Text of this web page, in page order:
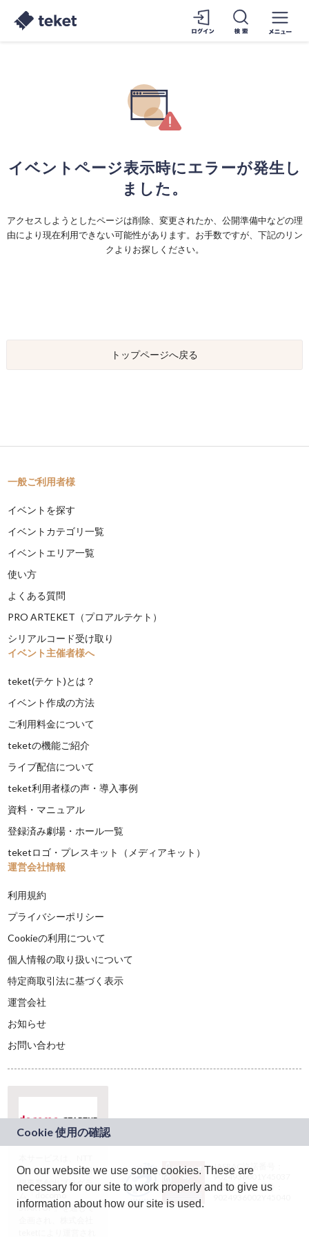
イベントページ表示時にエラーが発生し
ました。
アクセスしようとしたページは削除、変更されたか、公開準備中などの理
由により現在利用できない可能性があります。お手数ですが、下記のリン
クよりお探しください。
トップページへ戻る
一般ご利用者様
イベントを探す
イベントカテゴリ一覧
イベントエリア一覧
使い方
よくある質問
PRO ARTEKET（プロアルテケト）
シリアルコード受け取り
イベント主催者様へ
teket(テケト)とは？
イベント作成の方法
ご利用料金について
teketの機能ご紹介
ライブ配信について
teket利用者様の声・導入事例
資料・マニュアル
登録済み劇場・ホール一覧
teketロゴ・プレスキット（メディアキット）
運営会社情報
利用規約
プライバシーポリシー
Cookieの利用について
個人情報の取り扱いについて
特定商取引法に基づく表示
運営会社
お知らせ
お問い合わせ
ドコモグループの新
規事業創出プログラ
ム「docomo
STARTUP」を通じて
JASRAC許諾番号：
9024936001Y45037
JASRAC許諾番号：
On our website we use some cookies. These are
necessary for our site to work properly and to give us
information about how our site is used.